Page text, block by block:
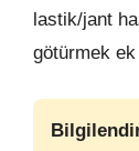
lastik/jant
götürmek